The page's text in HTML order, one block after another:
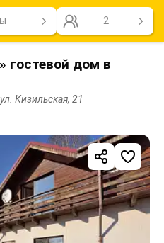
2
гостевой дом в
Кизильская, 21